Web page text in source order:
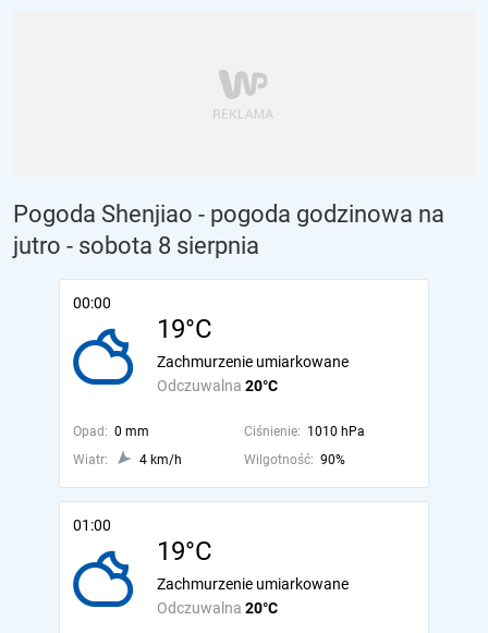
Pogoda Shenjiao - pogoda godzinowa na
jutro - sobota 8 sierpnia
00:00
19°C
Odczuwalna 20°C
Zachmurzenie umiarkowane
Opad: 0 mm Ciśnienie: 1010 hPa
Wiatr:
4 km/h Wilgotność: 90%
01:00
19°C
Odczuwalna 20°C
Zachmurzenie umiarkowane